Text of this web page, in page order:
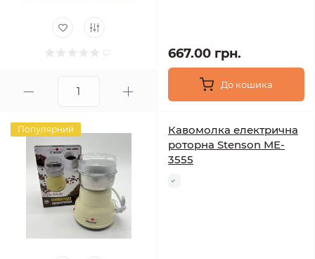
667.00 грн.
До кошика
Популярний
Кавомолка електрична
роторна Stenson ME-
3555